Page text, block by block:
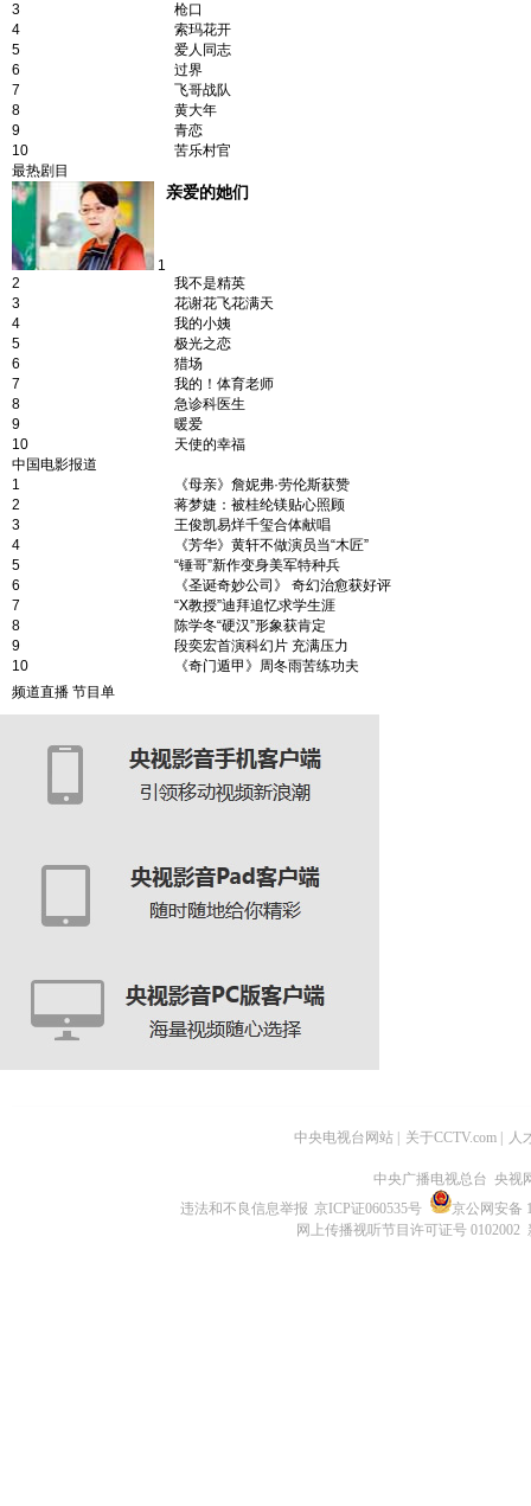
3
枪口
4
索玛花开
5
爱人同志
6
过界
7
飞哥战队
8
黄大年
9
青恋
10
苦乐村官
最热剧目
1
亲爱的她们
2
我不是精英
3
花谢花飞花满天
4
我的小姨
5
极光之恋
6
猎场
7
我的！体育老师
8
急诊科医生
9
暖爱
10
天使的幸福
中国电影报道
1
《母亲》詹妮弗·劳伦斯获赞
2
蒋梦婕：被桂纶镁贴心照顾
3
王俊凯易烊千玺合体献唱
4
《芳华》黄轩不做演员当“木匠”
5
“锤哥”新作变身美军特种兵
6
《圣诞奇妙公司》 奇幻治愈获好评
7
“X教授”迪拜追忆求学生涯
8
陈学冬“硬汉”形象获肯定
9
段奕宏首演科幻片 充满压力
10
《奇门遁甲》周冬雨苦练功夫
频道直播 节目单
中央电视台网站 关于CCTV.com 人
中央广播电视总台 央视
违法和不良信息举报 京ICP证060535号
京公网安备
网上传播视听节目许可证号 0102002